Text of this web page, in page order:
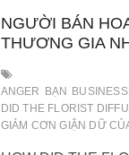
NGƯỜI BÁN
THƯƠNG GIA
ANGER BẠN
DID THE FLORIST
GIẢM CƠN GIẬN DỮ